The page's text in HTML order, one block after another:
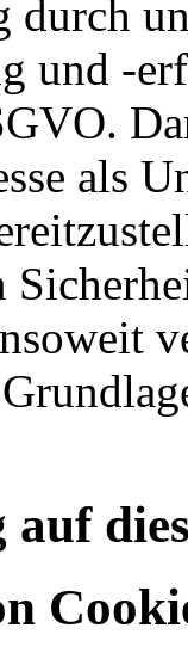
durch
und -
als
auf